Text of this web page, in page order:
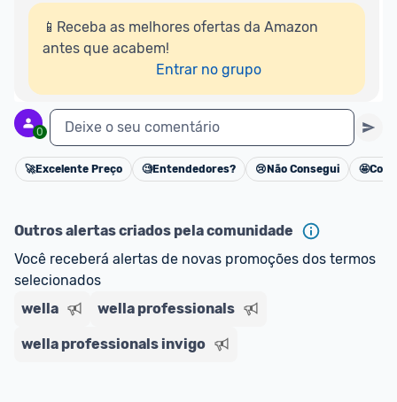
📱Receba as melhores ofertas da Amazon
antes que acabem!
Entrar no grupo
0 Deixe o seu comentário
Cancelar
🚀Excelente Preço 🧐Entendedores? 😢 Não Consegui 🤩
Outros alertas criados pela comunidade
Você receberá alertas de novas promoções dos termos
selecionados
wella
wella professionals
wella professionals invigo